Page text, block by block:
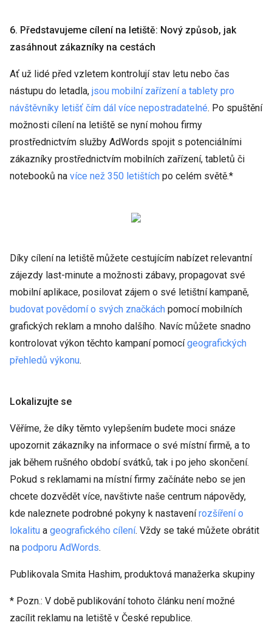
6. Představujeme cílení na letiště: Nový způsob, jak
zasáhnout zákazníky na cestách
Ať už lidé před vzletem kontrolují stav letu nebo čas
nástupu do letadla, jsou mobilní zařízení a tablety pro
návštěvníky letišť čím dál více nepostradatelné. Po spuštění
možnosti cílení na letiště se nyní mohou firmy
prostřednictvím služby AdWords spojit s potenciálními
zákazníky prostřednictvím mobilních zařízení, tabletů či
notebooků na více než 350 letištích po celém světě.*
Díky cílení na letiště můžete cestujícím nabízet relevantní
zájezdy last-minute a možnosti zábavy, propagovat své
mobilní aplikace, posilovat zájem o své letištní kampaně,
budovat povědomí o svých značkách pomocí mobilních
grafických reklam a mnoho dalšího. Navíc můžete snadno
kontrolovat výkon těchto kampaní pomocígeografických
přehledů výkonu.
Lokalizujte se
Věříme, že díky těmto vylepšením budete moci snáze
upozornit zákazníky na informace o své místní firmě, a to
jak během rušného období svátků, tak i po jeho skončení.
Pokud s reklamami na místní firmy začínáte nebo se jen
chcete dozvědět více, navštivte naše centrum nápovědy,
kde naleznete podrobné pokyny k nastavenírozšíření o
lokalitu a geografického cílení. Vždy se také můžete obrátit
na podporu AdWords.
Publikovala Smita Hashim, produktová manažerka skupiny
* Pozn.: V době publikování tohoto článku není možné
zacílit reklamu na letiště v České republice.